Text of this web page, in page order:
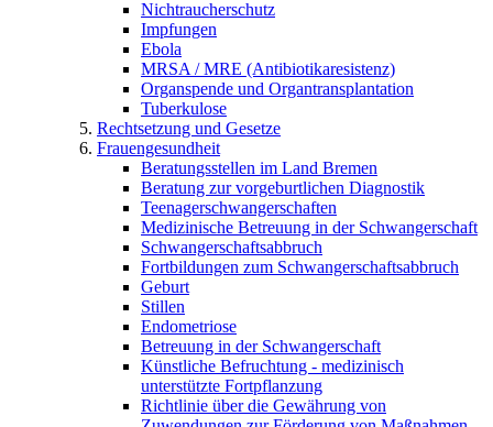
Nichtraucherschutz
Impfungen
Ebola
MRSA / MRE (Antibiotikaresistenz)
Organspende und Organtransplantation
Tuberkulose
Rechtsetzung und Gesetze
Frauengesundheit
Beratungsstellen im Land Bremen
Beratung zur vorgeburtlichen Diagnostik
Teenagerschwangerschaften
Medizinische Betreuung in der Schwangerschaft
Schwangerschaftsabbruch
Fortbildungen zum Schwangerschaftsabbruch
Geburt
Stillen
Endometriose
Betreuung in der Schwangerschaft
Künstliche Befruchtung - medizinisch
unterstützte Fortpflanzung
Richtlinie über die Gewährung von